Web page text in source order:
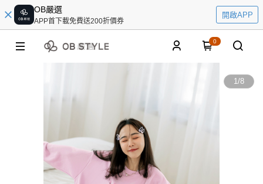
OB嚴選
APP首下載免費送200折價券
開啟APP
0
1/8